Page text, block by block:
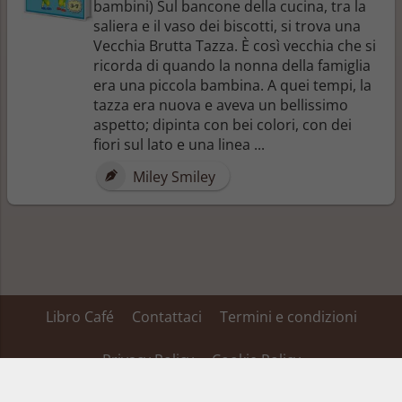
bambini) Sul bancone della cucina, tra la
saliera e il vaso dei biscotti, si trova una
Vecchia Brutta Tazza. È così vecchia che si
ricorda di quando la nonna della famiglia
era una piccola bambina. A quei tempi, la
tazza era nuova e aveva un bellissimo
aspetto; dipinta con bei colori, con dei
fiori sul lato e una linea ...
Miley Smiley
Libro Café Contattaci Termini e condizioni
Privacy Policy Cookie Policy